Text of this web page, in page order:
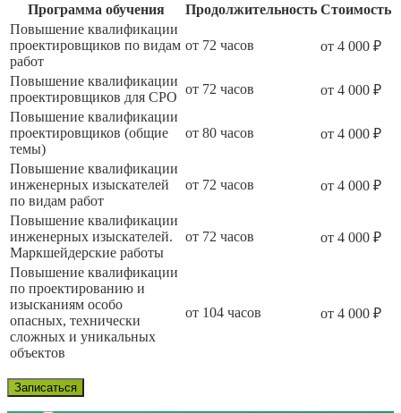
Программа обучения Продолжительность Стоимость
Повышение квалификации
проектировщиков по видам
работ
от 72 часов от 4 000 ₽
Повышение квалификации
проектировщиков для СРО
от 72 часов
от 4 000 ₽
Повышение квалификации
проектировщиков (общие
темы)
от 80 часов от 4 000 ₽
Повышение квалификации
инженерных изыскателей
по видам работ
от 72 часов от 4 000 ₽
Повышение квалификации
инженерных изыскателей.
Маркшейдерские работы
от 72 часов от 4 000 ₽
Повышение квалификации
по проектированию и
изысканиям особо
опасных, технически
сложных и уникальных
объектов
от 104 часов от 4 000 ₽
Записаться